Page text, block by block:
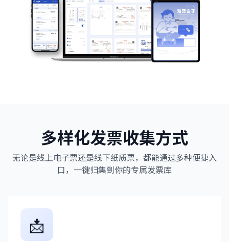
多样化发票收集方式
无论是线上电子票还是线下纸质票，都能通过多种便捷入
口，一键归集到你的专属发票库
📩